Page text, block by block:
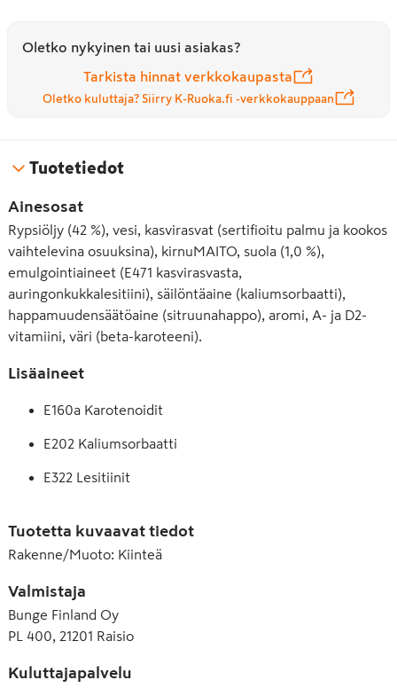
Oletko nykyinen tai uusi asiakas?
Tarkista hinnat verkkokaupasta
Oletko kuluttaja? Siirry K-Ruoka.fi -verkkokauppaan
Tuotetiedot
Ainesosat
Rypsiöljy (42 %), vesi, kasvirasvat (sertifioitu palmu ja kookos
vaihtelevina osuuksina), kirnuMAITO, suola (1,0 %),
emulgointiaineet (E471 kasvirasvasta,
auringonkukkalesitiini), säilöntäaine (kaliumsorbaatti),
happamuudensäätöaine (sitruunahappo), aromi, A- ja D2-
vitamiini, väri (beta-karoteeni).
Lisäaineet
E160a Karotenoidit
E202 Kaliumsorbaatti
E322 Lesitiinit
Tuotetta kuvaavat tiedot
Rakenne/Muoto: Kiinteä
Valmistaja
Bunge Finland Oy
PL 400, 21201 Raisio
Kuluttajapalvelu